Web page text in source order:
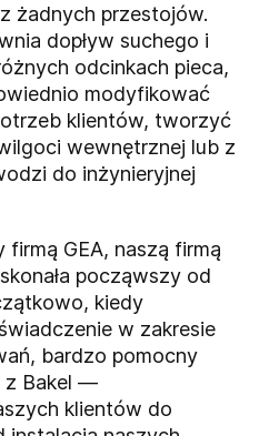
żadnych przestojów.
dopływ suchego i
odcinkach pieca,
modyfikować
klientów, tworzyć
wewnętrznej lub z
do inżynieryjnej
firmą GEA, naszą firmą
począwszy od
kiedy
w zakresie
bardzo pomocny
z Bakel —
klientów do